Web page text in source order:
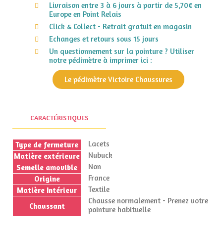
Livraison entre 3 à 6 jours à partir de 5,70€ en
Europe en Point Relais
Click & Collect - Retrait gratuit en magasin
Echanges et retours sous 15 jours
Un questionnement sur la pointure ? Utiliser
notre pédimètre à imprimer ici :
Le pédimètre Victoire Chaussures
CARACTÉRISTIQUES
Type de fermeture
Lacets
Matière extérieure
Nubuck
Semelle amovible
Non
Origine
France
Matière Intérieur
Textile
Chaussant
Chausse normalement - Prenez votre
pointure habituelle